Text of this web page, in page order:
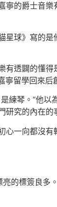
的爵士音
星球》寫的
透闢的懂得
留學回來后
練琴。”他
研究的內在的
一向都沒有
的標簽良多